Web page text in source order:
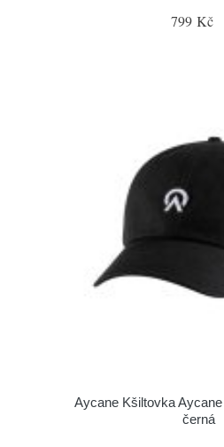
799 Kč
Aycane Kšiltovka
černá